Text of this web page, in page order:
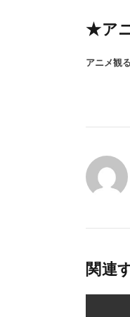
★ア
アニメ観
関連